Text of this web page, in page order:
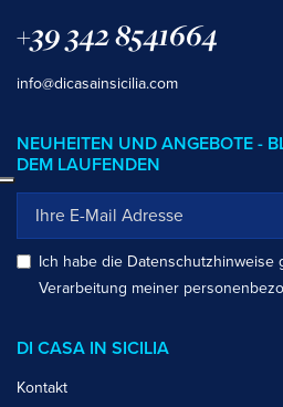
+39 342 8541664
info@dicasainsicilia.com
NEUHEITEN UND ANGEBOTE -
DEM LAUFENDEN
Ich habe die Datenschutzhinweise
Verarbeitung meiner
DI CASA IN SICILIA
Kontakt